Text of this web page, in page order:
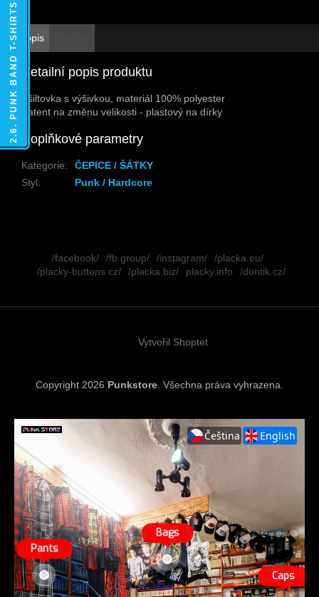
Popis
Detailní popis produktu
Kšiltovka s výšivkou, materiál 100% polyester
Patent na změnu velikosti - plastový na dírky
Doplňkové parametry
Kategorie:
ČEPICE / ŠÁTKY
Styl: Punk / Hardcore
/facebook/ /fb group/ /instagram/
/placka.eu/
/placky-buttons.cz/
/placka.biz/ placky.info /dontik.cz/
Vytvořil Shoptet
Copyright 2026 Punkstore . Všechna práva vyhrazena.
2.6. PUNK BAND T-SHIRTS